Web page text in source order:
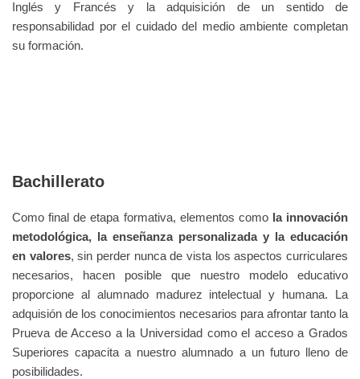
Inglés y Francés y la adquisición de un sentido de
responsabilidad por el cuidado del medio ambiente completan
su formación.
Bachillerato
Como final de etapa formativa, elementos como la innovación
metodológica, la enseñanza personalizada y la educación
en valores, sin perder nunca de vista los aspectos curriculares
necesarios, hacen posible que nuestro modelo educativo
proporcione al alumnado madurez intelectual y humana.
La
adquisión de los conocimientos necesarios para afrontar tanto la
Prueva de Acceso a la Universidad como el acceso a Grados
Superiores capacita a nuestro alumnado a un futuro lleno de
posibilidades.